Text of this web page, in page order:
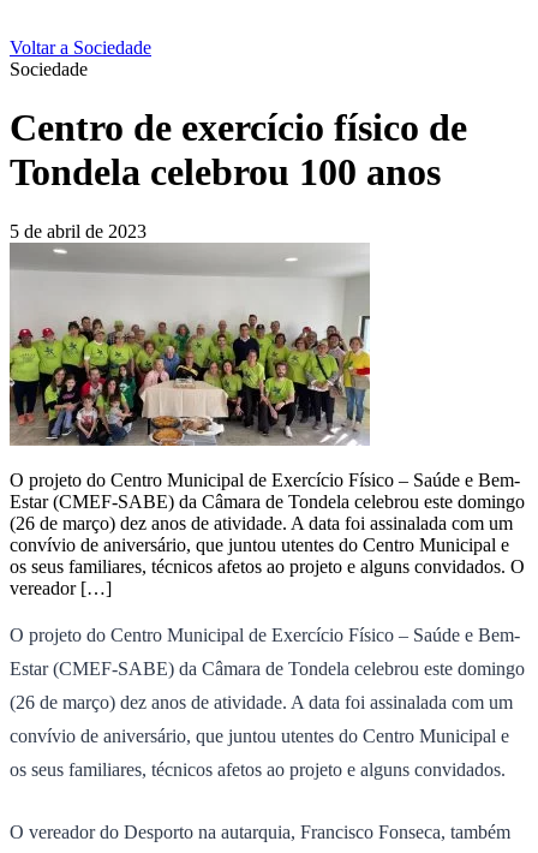
Voltar a Sociedade
Sociedade
Centro de exercício físico de
Tondela celebrou 100 anos
5 de abril de 2023
O projeto do Centro Municipal de Exercício Físico – Saúde e Bem-
Estar (CMEF-SABE) da Câmara de Tondela celebrou este domingo
(26 de março) dez anos de atividade. A data foi assinalada com um
convívio de aniversário, que juntou utentes do Centro Municipal e
os seus familiares, técnicos afetos ao projeto e alguns convidados. O
vereador […]
O projeto do Centro Municipal de Exercício Físico – Saúde e Bem-
Estar (CMEF-SABE) da Câmara de Tondela celebrou este domingo
(26 de março) dez anos de atividade. A data foi assinalada com um
convívio de aniversário, que juntou utentes do Centro Municipal e
os seus familiares, técnicos afetos ao projeto e alguns convidados.
O vereador do Desporto na autarquia, Francisco Fonseca, também